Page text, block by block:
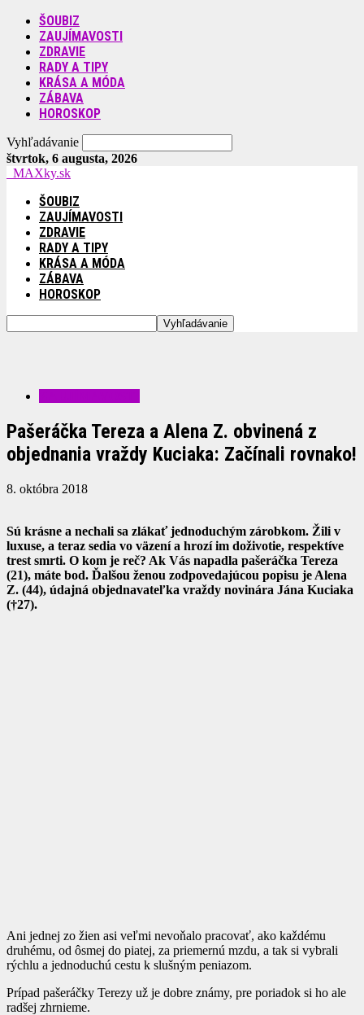
ŠOUBIZ
ZAUJÍMAVOSTI
ZDRAVIE
RADY A TIPY
KRÁSA A MÓDA
ZÁBAVA
HOROSKOP
Vyhľadávanie
štvrtok, 6 augusta, 2026
MAXky.sk
ŠOUBIZ
ZAUJÍMAVOSTI
ZDRAVIE
RADY A TIPY
KRÁSA A MÓDA
ZÁBAVA
HOROSKOP
Pašeráčka Tereza a Alena Z. obvinená z
objednania vraždy Kuciaka: Začínali rovnako!
8. októbra 2018
Sú krásne a nechali sa zlákať jednoduchým zárobkom. Žili v
luxuse, a teraz sedia vo väzení a hrozí im doživotie, respektíve
trest smrti. O kom je reč? Ak Vás napadla pašeráčka Tereza
(21), máte bod. Ďalšou ženou zodpovedajúcou popisu je Alena
Z. (44), údajná objednavateľka vraždy novinára Jána Kuciaka
(†27).
Ani jednej zo žien asi veľmi nevoňalo pracovať, ako každému
druhému, od ôsmej do piatej, za priemernú mzdu, a tak si vybrali
rýchlu a jednoduchú cestu k slušným peniazom.
Prípad pašeráčky Terezy už je dobre známy, pre poriadok si ho ale
radšej zhrnieme.